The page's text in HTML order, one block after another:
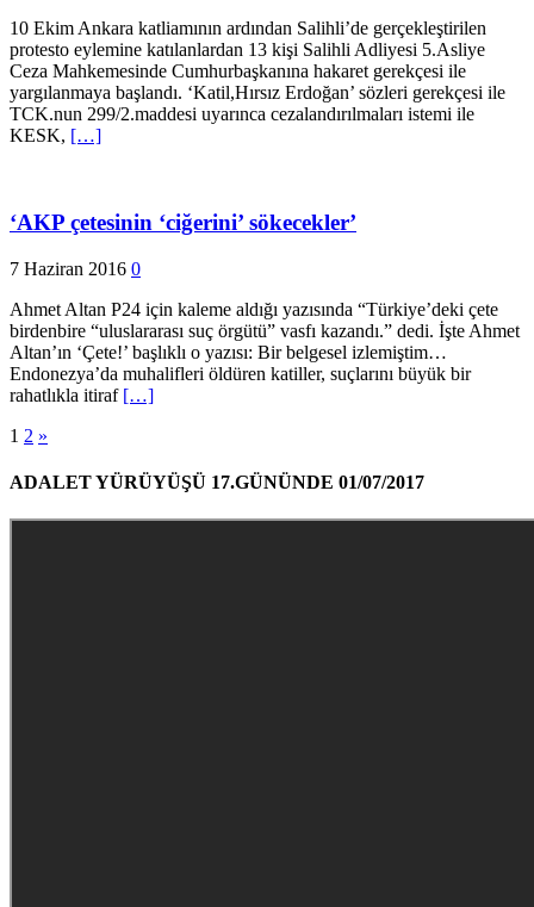
10 Ekim Ankara katliamının ardından Salihli’de gerçekleştirilen
protesto eylemine katılanlardan 13 kişi Salihli Adliyesi 5.Asliye
Ceza Mahkemesinde Cumhurbaşkanına hakaret gerekçesi ile
yargılanmaya başlandı. ‘Katil,Hırsız Erdoğan’ sözleri gerekçesi ile
TCK.nun 299/2.maddesi uyarınca cezalandırılmaları istemi ile
KESK, […]
‘AKP çetesinin ‘ciğerini’ sökecekler’
7 Haziran 2016 0
Ahmet Altan P24 için kaleme aldığı yazısında “Türkiye’deki çete
birdenbire “uluslararası suç örgütü” vasfı kazandı.” dedi. İşte Ahmet
Altan’ın ‘Çete!’ başlıklı o yazısı: Bir belgesel izlemiştim…
Endonezya’da muhalifleri öldüren katiller, suçlarını büyük bir
rahatlıkla itiraf […]
1 2 »
ADALET YÜRÜYÜŞÜ 17.GÜNÜNDE 01/07/2017